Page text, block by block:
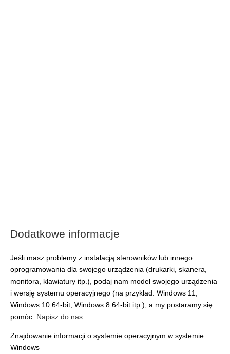
Dodatkowe informacje
Jeśli masz problemy z instalacją sterowników lub innego
oprogramowania dla swojego urządzenia (drukarki, skanera,
monitora, klawiatury itp.), podaj nam model swojego urządzenia
i wersję systemu operacyjnego (na przykład: Windows 11,
Windows 10 64-bit, Windows 8 64-bit itp.), a my postaramy się
pomóc. Napisz do nas
Znajdowanie informacji o systemie operacyjnym w systemie
Windows